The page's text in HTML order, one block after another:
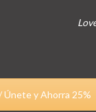
Únete y Ahorra 25%